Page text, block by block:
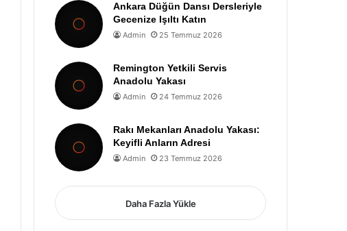
Ankara Düğün Dansı Dersleriyle
Gecenize Işıltı Katın
Admin 25 Temmuz 2026
Remington Yetkili Servis
Anadolu Yakası
Admin 24 Temmuz 2026
Rakı Mekanları Anadolu Yakası:
Keyifli Anların Adresi
Admin 23 Temmuz 2026
Daha Fazla Yükle